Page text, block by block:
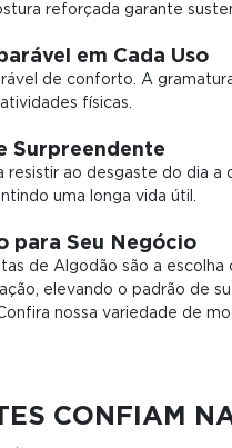
reforçada garante
em Cada Uso
de conforto. A
físicas.
Surpreendente
ao desgaste do dia a
uma longa vida útil.
para Seu Negócio
de Algodão são a
elevando o padrão de
nossa variedade de
CONFIAM